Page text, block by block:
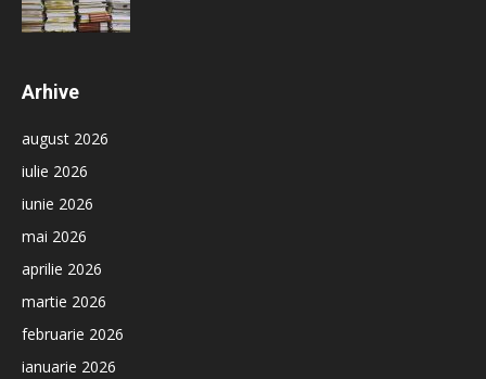
Arhive
august 2026
iulie 2026
iunie 2026
mai 2026
aprilie 2026
martie 2026
februarie 2026
ianuarie 2026